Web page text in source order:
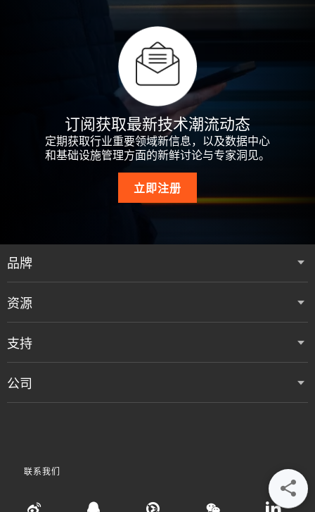
订阅获取最新技术潮流动态
定期获取行业重要领域新信息，以及数据中心
和基础设施管理方面的新鲜讨论与专家洞见。
立即注册
品牌
资源
支持
公司
联系我们